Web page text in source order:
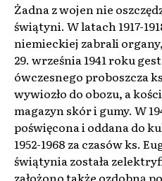
Żadna z wojen nie
świątyni. W latach 1917-
niemieckiej zabrali
29. września 1941 roku
ówczesnego proboszcza
wywiozło do obozu, a
magazyn skór i gumy. W
poświęcona i oddana do
1952-1968 za czasów ks.
świątynia została